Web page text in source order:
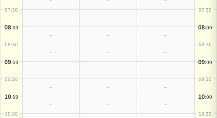
07:30
08:00
08:30
09:00
09:30
10:00
10:30
07:30
08:00
08:30
09:00
09:30
10:00
10:30